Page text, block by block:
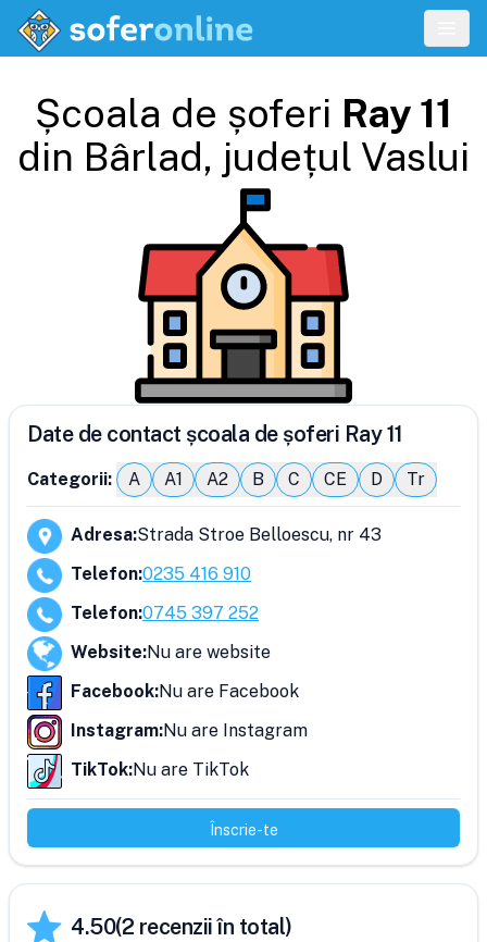
Școala de șoferi Ray 11
din Bârlad, județul Vaslui
Date de contact școala de șoferi Ray 11
Categorii: A A1 A2 B C CE D Tr
Adresa:Strada Stroe Belloescu, nr 43
Telefon:0235 416 910
Telefon:0745 397 252
Website:Nu are website
Facebook:Nu are Facebook
Instagram:Nu are Instagram
TikTok:Nu are TikTok
Înscrie-te
4.50(2 recenzii în total)